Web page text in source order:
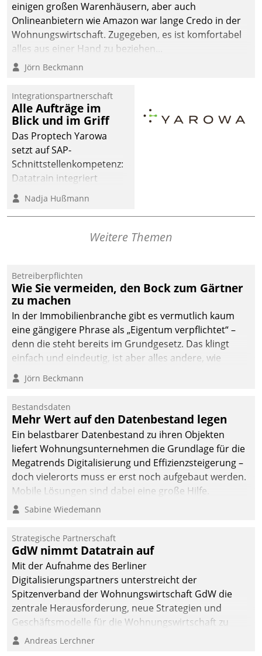
einigen großen Warenhäusern, aber auch
Onlineanbietern wie Amazon war lange Credo in der
Wohnungswirtschaft. Zugegeben, es ist komfortabel
alles aus einer Hand zu beziehen...
Jörn Beckmann
Integrationspartnerschaft
Alle Aufträge im
Blick und im Griff
Das Proptech Yarowa
setzt auf SAP-
Schnittstellenkompetenz:
Datatrain integriert
Yarowas Portal zur
Vergabe und Verwaltung
von Aufträgen der
deutscher
Wohnungsunternehmen
– und beschleunigt damit
den Weg vom
Mieteranliegen zum
Dienstleisterauftrag.
Nadja Hußmann
Weitere Themen
Betreiberpflichten
Wie Sie vermeiden, den Bock zum Gärtner
zu machen
In der Immobilienbranche gibt es vermutlich kaum
eine gängigere Phrase als „Eigentum verpflichtet“ –
denn die steht bereits im Grundgesetz. Das klingt
einfach und eindeutig, ist aber alles andere, wie
Branchenbeschäftigte wissen. Denn mit der
Verantwortung folgen Verpflichtungen.
Jörn Beckmann
Bestandsdaten
Mehr Wert auf den Datenbestand legen
Ein belastbarer Datenbestand zu ihren Objekten
liefert Wohnungsunternehmen die Grundlage für die
Megatrends Digitalisierung und Effizienzsteigerung –
doch vielerorts muss er erst noch aufgebaut werden.
Mobile Lösungen sind dabei eine große Hilfe.
Sabine Wiedemann
Strategische Partnerschaft
GdW nimmt Datatrain auf
Mit der Aufnahme des Berliner
Digitalisierungspartners unterstreicht der
Spitzenverband der Wohnungswirtschaft GdW die
zentrale Herausforderung, neue Strategien und
Geschäftsmodelle für die Wohnungswirtschaft zu
entwickeln.
Andreas Lerchner